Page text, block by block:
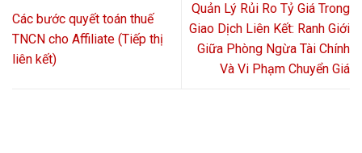
Các bước quyết toán thuế
TNCN cho Affiliate (Tiếp thị
liên kết)
Quản Lý Rủi Ro Tỷ Giá Trong
Giao Dịch Liên Kết: Ranh Giới
Giữa Phòng Ngừa Tài Chính
Và Vi Phạm Chuyển Giá